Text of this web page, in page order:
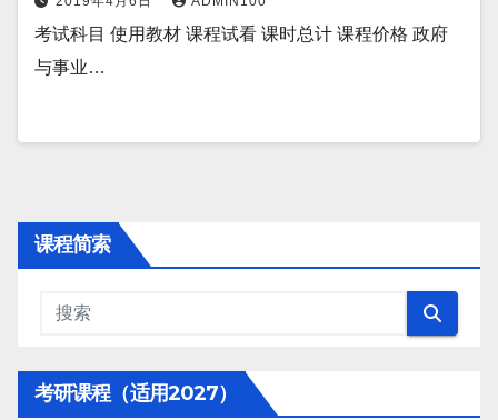
考试科目 使用教材 课程试看 课时总计 课程价格 政府
与事业…
课程简索
考研课程（适用2027）